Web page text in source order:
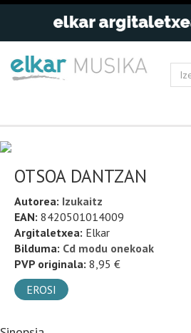
OTSOA DANTZAN
Autorea: Izukaitz
EAN: 8420501014009
Argitaletxea: Elkar
Bilduma: Cd modu onekoak
PVP originala: 8,95 €
EROSI